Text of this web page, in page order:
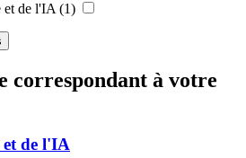
et de l'IA (1)
correspondant à votre
et de l'IA